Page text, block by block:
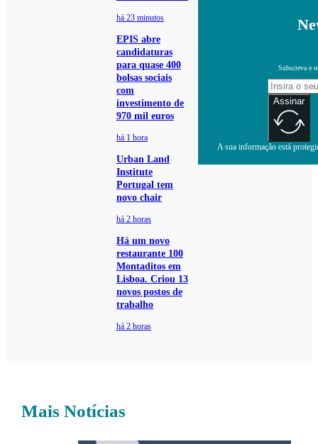
há 23 minutos
EPIS abre
candidaturas
para quase 400
bolsas sociais
com
investimento de
970 mil euros
há 1 hora
Urban Land
Institute
Portugal tem
novo chair
há 2 horas
Há um novo
restaurante 100
Montaditos em
Lisboa. Criou 13
novos postos de
trabalho
há 2 horas
Subscreva e
Assinar
A sua informação está
Mais Notícias